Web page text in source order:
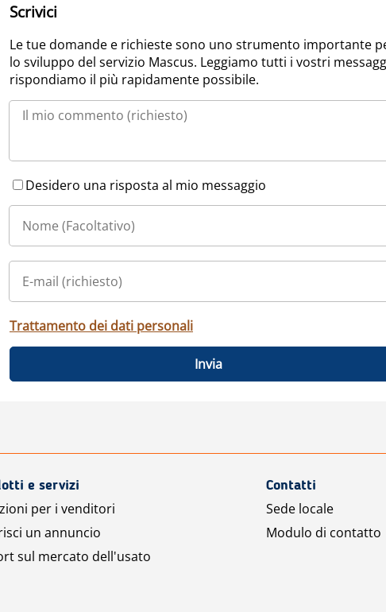
Scrivici
Le tue domande e richieste sono uno strumento importante
lo sviluppo del servizio Mascus. Leggiamo tutti i vostri
rispondiamo il più rapidamente possibile.
Desidero una risposta al mio messaggio
Trattamento dei dati personali
Invia
e servizi
per i venditori
un annuncio
sul mercato dell'usato
Contatti
Sede locale
Modulo di contatto